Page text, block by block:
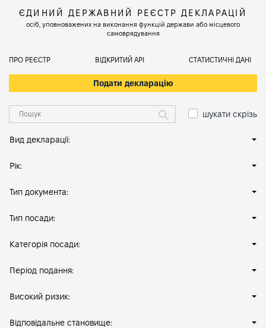
ЄДИНИЙ ДЕРЖАВНИЙ РЕЄСТР ДЕКЛАРАЦІЙ
осіб, уповноважених на виконання функцій держави або місцевого
самоврядування
ПРО РЕЄСТР ВІДКРИТИЙ АРІ СТАТИСТИЧНІ ДАНІ
Подати декларацію
шукати скрізь
Вид декларації:
Рік:
Тип документа:
Тип посади:
Категорія посади:
Період подання:
Високий ризик:
Відповідальне становище: